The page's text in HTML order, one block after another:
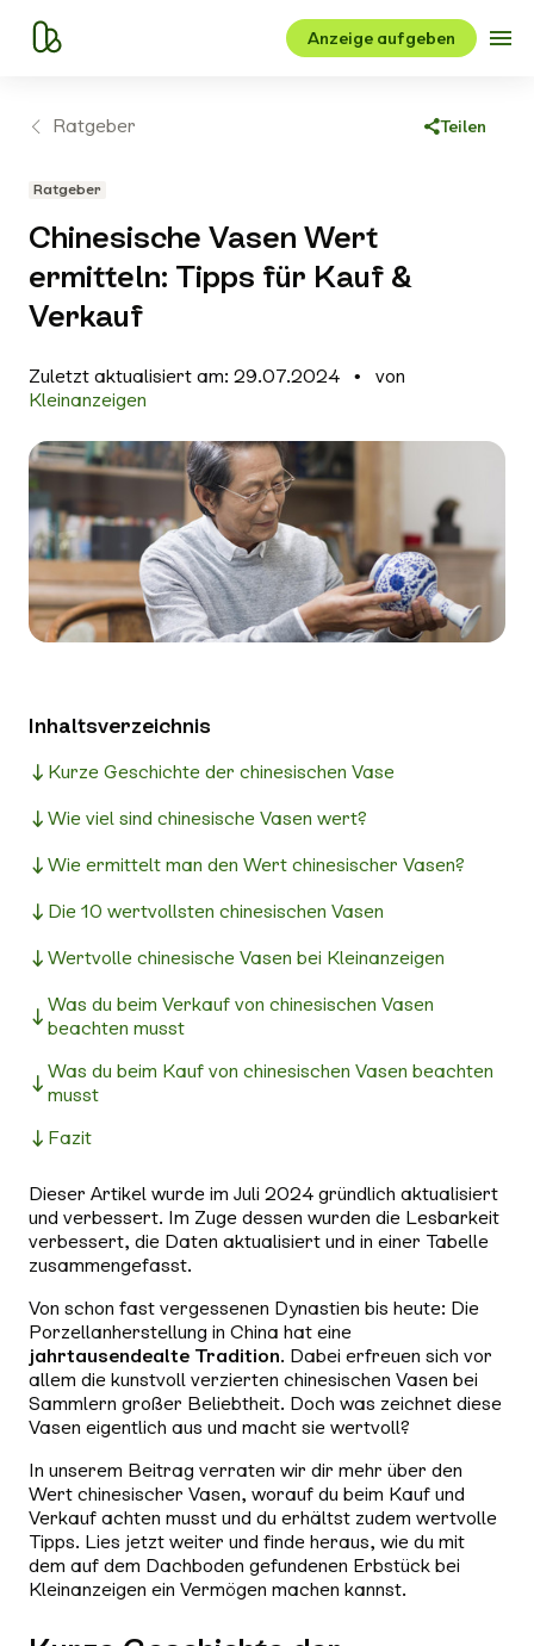
Anzeige aufgeben
Ratgeber Teilen
Ratgeber
Chinesische Vasen Wert
ermitteln: Tipps für Kauf &
Verkauf
Zuletzt aktualisiert am: 29.07.2024
von
Kleinanzeigen
Inhaltsverzeichnis
Kurze Geschichte der chinesischen Vase
Wie viel sind chinesische Vasen wert?
Wie ermittelt man den Wert chinesischer Vasen?
Die 10 wertvollsten chinesischen Vasen
Wertvolle chinesische Vasen bei Kleinanzeigen
Was du beim Verkauf von chinesischen Vasen
beachten musst
Was du beim Kauf von chinesischen Vasen beachten
musst
Fazit
Dieser Artikel wurde im Juli 2024 gründlich aktualisiert
und verbessert. Im Zuge dessen wurden die Lesbarkeit
verbessert, die Daten aktualisiert und in einer Tabelle
zusammengefasst.
Von schon fast vergessenen Dynastien bis heute: Die
Porzellanherstellung in China hat eine
jahrtausendealte Tradition. Dabei erfreuen sich vor
allem die kunstvoll verzierten chinesischen Vasen bei
Sammlern großer Beliebtheit. Doch was zeichnet diese
Vasen eigentlich aus und macht sie wertvoll?
In unserem Beitrag verraten wir dir mehr über den
Wert chinesischer Vasen, worauf du beim Kauf und
Verkauf achten musst und du erhältst zudem wertvolle
Tipps. Lies jetzt weiter und finde heraus, wie du mit
dem auf dem Dachboden gefundenen Erbstück bei
Kleinanzeigen ein Vermögen machen kannst.